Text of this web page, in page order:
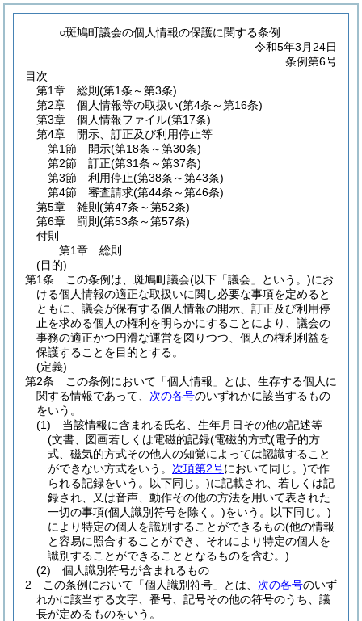
○斑鳩町議会の個人情報の保護に関する条例
令和5年3月24日
条例第6号
目次
第1章
総則 (第1条～第3条)
第2章
個人情報等の取扱い(第4条～第16条)
第3章
個人情報ファイル(第17条)
第4章
開示、訂正及び利用停止等
第1節
開示(第18条～第30条)
第2節
訂正(第31条～第37条)
第3節
利用停止(第38条～第43条)
第4節
審査請求(第44条～第46条)
第5章
雑則 (第47条～第52条)
第6章
罰則 (第53条～第57条)
付則
第1章
総則
(目的)
第1条
この条例は、斑鳩町議会(以下「議会」という。)にお
ける個人情報の適正な取扱いに関し必要な事項を定めると
ともに、議会が保有する個人情報の開示、訂正及び利用停
止を求める個人の権利を明らかにすることにより、議会の
事務の適正かつ円滑な運営を図りつつ、個人の権利利益を
保護することを目的とする。
(定義)
第2条
この条例において「個人情報」とは、生存する個人に
関する情報であって、 次の各号のいずれかに該当するもの
をいう。
(1)
当該情報に含まれる氏名、生年月日その他の記述等
(文書、図画若しくは電磁的記録(電磁的方式(電子的方
式、磁気的方式その他人の知覚によっては認識すること
ができない方式をいう。 次項第2号において同じ。)で作
られる記録をいう。以下同じ。)に記載され、若しくは記
録され、又は音声、動作その他の方法を用いて表された
一切の事項(個人識別符号を除く。)をいう。以下同じ。)
により特定の個人を識別することができるもの(他の情報
と容易に照合することができ、それにより特定の個人を
識別することができることとなるものを含む。)
(2)
個人識別符号が含まれるもの
2
この条例において「個人識別符号」とは、 次の各号のいず
れかに該当する文字、番号、記号その他の符号のうち、議
長が定めるものをいう。